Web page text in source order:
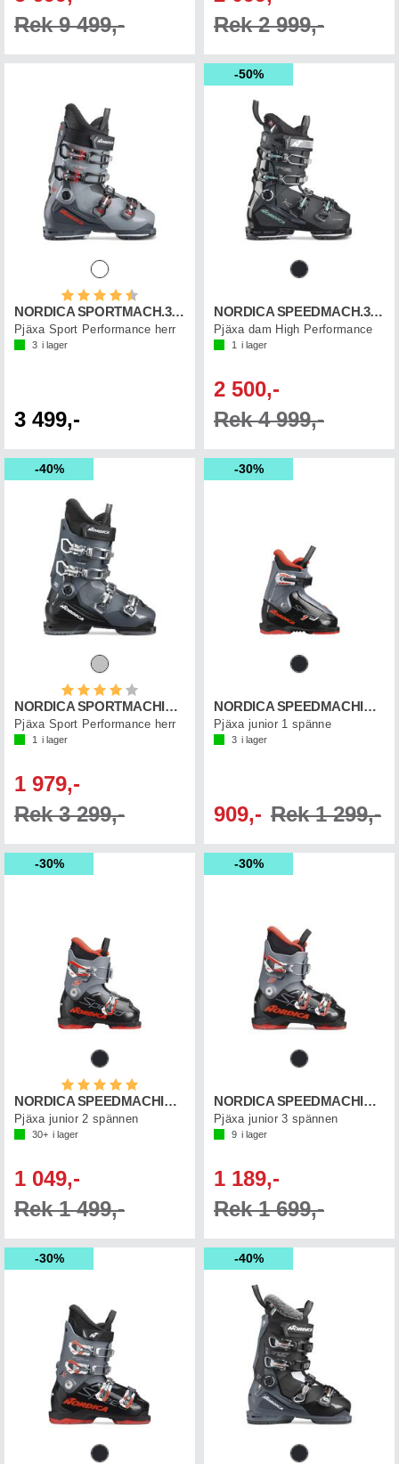
Rek 9 499,-
Rek 2 999,-
Betyg:
NORDICA SPORTMACH.3 90 X GW
Pjäxa Sport Performance herr
3 i lager
3 499,-
50%
NORDICA SPEEDMACH.3 95 X W GW
Pjäxa dam High Performance
1 i lager
2 500,-
Rek 4 999,-
40%
Betyg:
NORDICA SPORTMACHINE 3 80
Pjäxa Sport Performance herr
1 i lager
1 979,-
Rek 3 299,-
30%
NORDICA SPEEDMACHINE J 1
Pjäxa junior 1 spänne
3 i lager
909,- Rek 1 299,-
30%
Betyg:
NORDICA SPEEDMACHINE J 2
Pjäxa junior 2 spännen
30+ i lager
1 049,-
Rek 1 499,-
30%
NORDICA SPEEDMACHINE J 3
Pjäxa junior 3 spännen
9 i lager
1 189,-
Rek 1 699,-
30% 40%